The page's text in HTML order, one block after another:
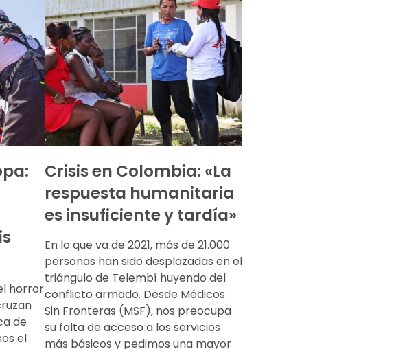
horror
de
el
Crisis en Colombia: «La
respuesta humanitaria
es insuficiente y tardía»
En lo que va de 2021, más de 21.000
personas han sido desplazadas en el
triángulo de Telembí huyendo del
conflicto armado. Desde Médicos
Sin Fronteras (MSF), nos preocupa
su falta de acceso a los servicios
más básicos y pedimos una mayor